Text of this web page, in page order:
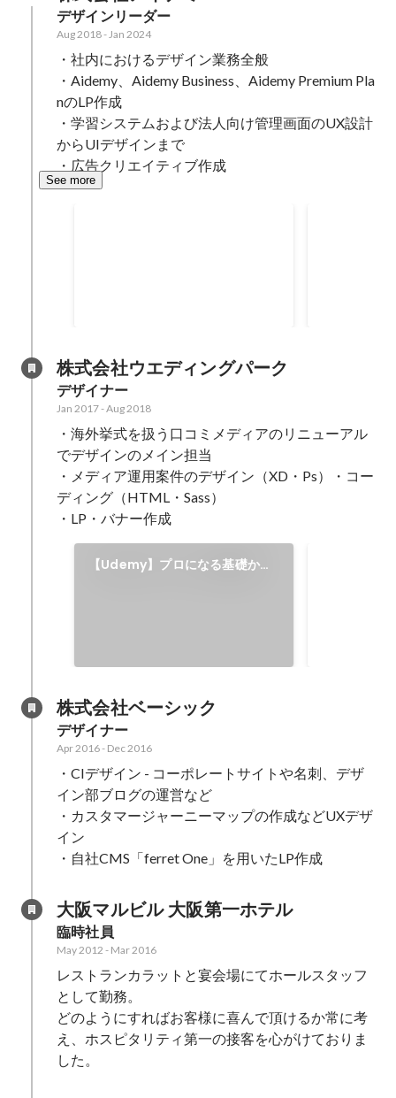
デザインリーダー
Aug 2018-Jan 2024
・社内におけるデザイン業務全般
・Aidemy、Aidemy Business、Aidemy Premium Pla
nのLP作成
・学習システムおよび法人向け管理画面のUX設計
からUIデザインまで
・広告クリエイティブ作成
See more
株式会社ウエディングパーク
デザイナー
Jan 2017-Aug 2018
・海外挙式を扱う口コミメディアのリニューアル
でデザインのメイン担当
・メディア運用案件のデザイン（XD・Ps）・コー
ディング（HTML・Sass）
・LP・バナー作成
【Udemy】プロになる基礎から
株式会社ベーシック
デザイナー
Apr 2016- Dec 2016
・CIデザイン - コーポレートサイトや名刺、デザ
イン部ブログの運営など
・カスタマージャーニーマップの作成などUXデザ
イン
・自社CMS「ferret One」を用いたLP作成
大阪マルビル 大阪第一ホテル
臨時社員
May 2012 - Mar 2016
レストランカラットと宴会場にてホールスタッフ
として勤務。
どのようにすればお客様に喜んで頂けるか常に考
え、ホスピタリティ第一の接客を心がけておりま
した。